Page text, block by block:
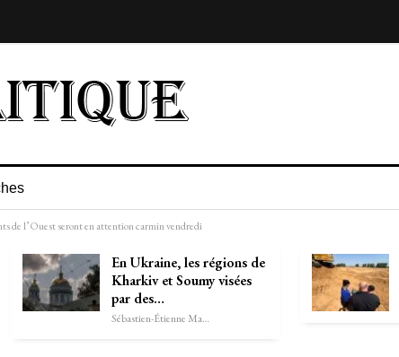
de l’Ouest seront en attention carmin vendredi
En Ukraine, les régions de
Kharkiv et Soumy visées
par des…
Sébastien-Étienne Marechal